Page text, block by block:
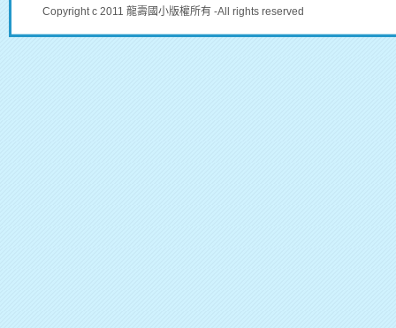
Copyright c 2011 龍壽國小版權所有 -All rights reserved